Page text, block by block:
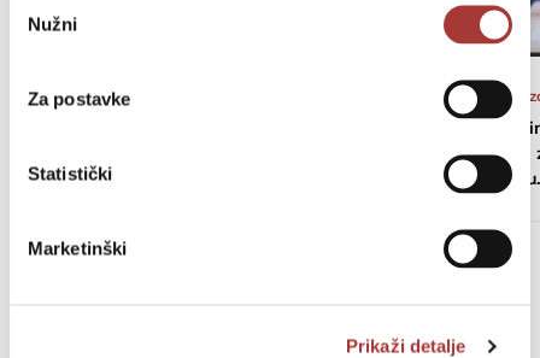
pristanka
Nužni
Za postavke
Statistički
Marketinški
Prikaži detalje
Projekti
iskorak za djecu i...
Odgoj i
Gradu
tisuća
aktivnosti